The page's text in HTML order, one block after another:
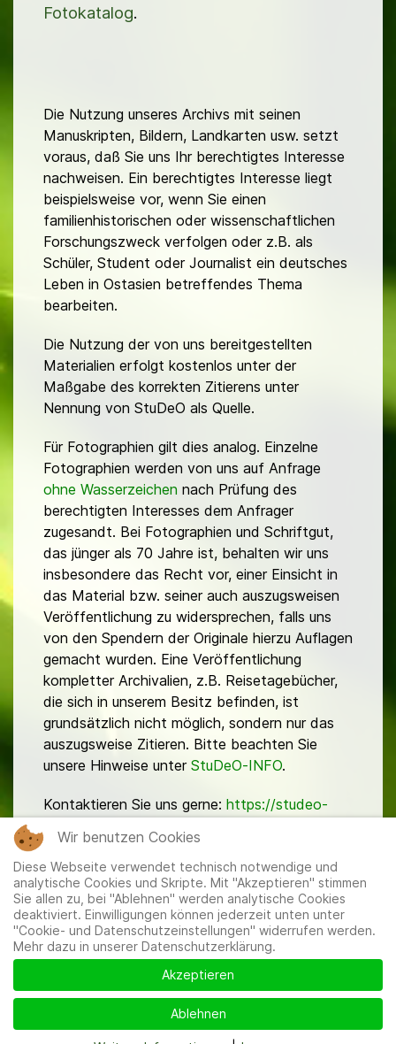
Fotokatalog.
Die Nutzung unseres Archivs mit seinen
Manuskripten, Bildern, Landkarten usw. setzt
voraus, daß Sie uns Ihr berechtigtes Interesse
nachweisen. Ein berechtigtes Interesse liegt
beispielsweise vor, wenn Sie einen
familienhistorischen oder wissenschaftlichen
Forschungszweck verfolgen oder z.B. als
Schüler, Student oder Journalist ein deutsches
Leben in Ostasien betreffendes Thema
bearbeiten.
Die Nutzung der von uns bereitgestellten
Materialien erfolgt kostenlos unter der
Maßgabe des korrekten Zitierens unter
Nennung von StuDeO als Quelle.
Für Fotographien gilt dies analog. Einzelne
Fotographien werden von uns auf Anfrage
ohne Wasserzeichen nach Prüfung des
berechtigten Interesses dem Anfrager
zugesandt. Bei Fotographien und Schriftgut,
das jünger als 70 Jahre ist, behalten wir uns
insbesondere das Recht vor, einer Einsicht in
das Material bzw. seiner auch auszugsweisen
Veröffentlichung zu widersprechen, falls uns
von den Spendern der Originale hierzu Auflagen
gemacht wurden. Eine Veröffentlichung
kompletter Archivalien, z.B. Reisetagebücher,
die sich in unserem Besitz befinden, ist
grundsätzlich nicht möglich, sondern nur das
auszugsweise Zitieren. Bitte beachten Sie
unsere Hinweise unter StuDeO-INFO.
Kontaktieren Sie uns gerne: https://studeo-
Mitglieder|Impressum|Datenschutzerklärung|Cookie-
und Datenschutzeinstellungen
Wir benutzen Cookies
Diese Webseite verwendet technisch notwendige und
analytische Cookies und Skripte. Mit "Akzeptieren" stimmen
Sie allen zu, bei "Ablehnen" werden analytische Cookies
deaktiviert. Einwilligungen können jederzeit unten unter
"Cookie- und Datenschutzeinstellungen" widerrufen werden.
Mehr dazu in unserer Datenschutzerklärung.
Akzeptieren
Ablehnen